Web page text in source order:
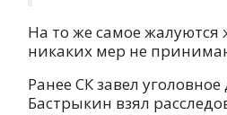
На то же самое
никаких мер не
Ранее СК завел
Бастрыкин взял